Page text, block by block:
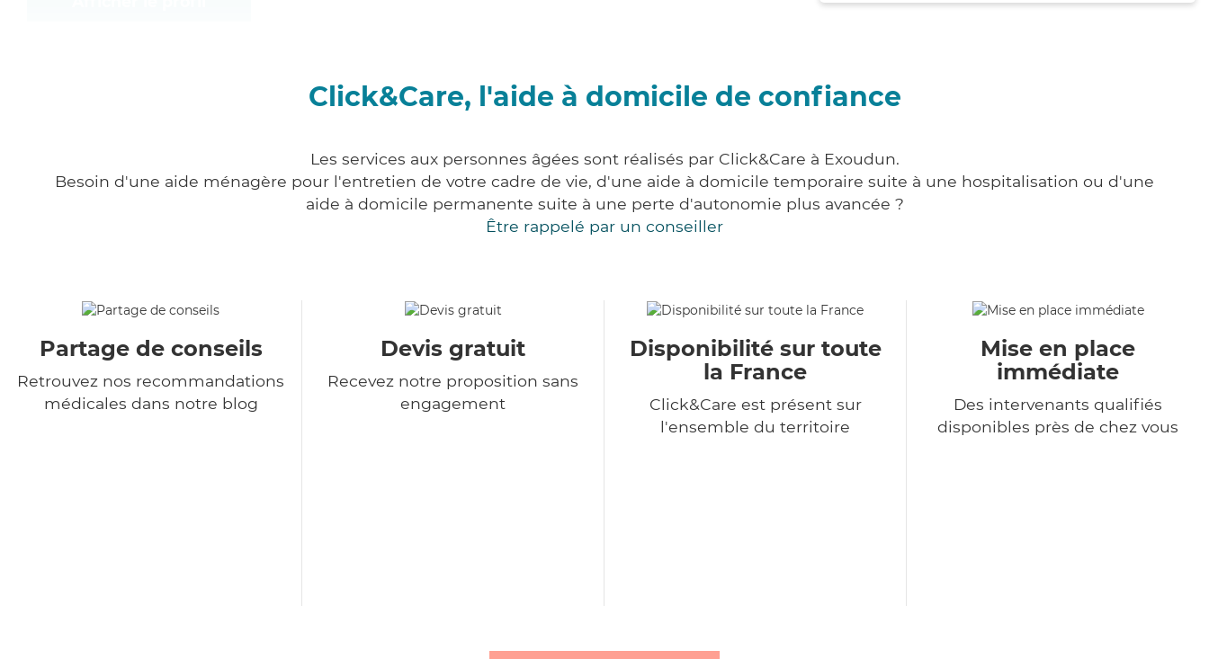
Click&Care, l'aide à domicile de confiance
Les services aux personnes âgées sont réalisés par Click&Care à Exoudun.
Besoin d'une aide ménagère pour l'entretien de votre cadre de vie, d'une aide à domicile temporaire suite à une hospitalisation ou d'une
aide à domicile permanente suite à une perte d'autonomie plus avancée ?
Être rappelé par un conseiller
Partage de conseils
Retrouvez nos recommandations
médicales dans notre blog
Devis gratuit
Recevez notre proposition sans
engagement
Disponibilité sur toute
la France
Click&Care est présent sur
l'ensemble du territoire
Mise en place
immédiate
Des intervenants qualifiés
disponibles près de chez vous